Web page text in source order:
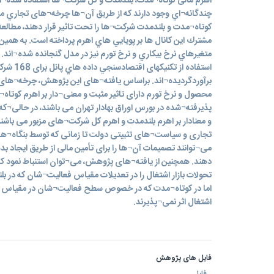
چندگانه¬اي وجود دارند كه از طريق آن¬ها چرخه¬های تجاري
کوتاه¬مدت و بلندمدت شرکت¬ها را تحت تاثير قرار دهند،
مشترك اين كانال ها بر پويايي هاي اهرم پرداخته است. به
متغيرهاي نرخ بيكاري و نرخ تورم نيز در مدل گنجانده
برآوردگرديده¬اند. براساس یافته¬های این پژوهش،
محصول و نرخ تورم دارای تاثیر مثبت و معنی¬دار بر اهرم
پذیرفته¬شده در بورس اوراق بهادار تهران می باشند، در
و معنادار بر اهرم بلندمدت و اهرم کل شرکت¬های مزبور می
تجاری و سیاست¬های تثبیتی دولت تا زمانی که توسط
می¬توانند تصمیمات آن¬ها را برای تأمین مالی از طریق ایجاد
دهند. همچنین از یافته¬های پژوهش، می¬توان استنباط نمود
تحولات بازار اشتغال را در تعدیلات مقیاس فعالیت¬شان که در
اما در کوتاه¬مدت که در خصوص سطح فعالیت¬شان در مقیاس
اشتغال اثر نمی¬پذیرند.
فایل های پژوهش